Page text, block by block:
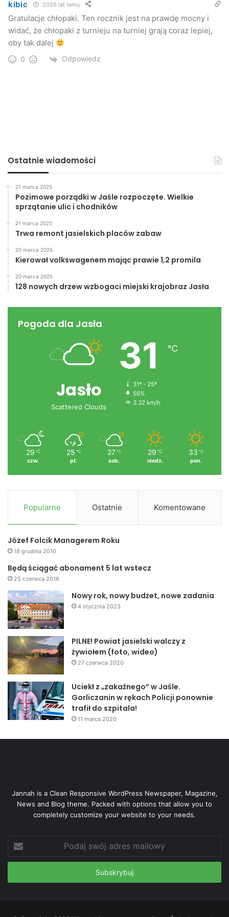
UKS 6 Jasło
szóstka
kibic 2026 lat temu
Gratulacje chłopaki. Ten rocznik jest na prawdę mocny i
widać, że chłopaki z turnieju na turniej grają coraz lepiej,
oby tak dalej
0 Odpowiedz
Ostatnie wiadomości
21 marca 2025
Pozimowe porządki w Jaśle rozpoczęte. Wielkie
sprzątanie ulic i chodników
21 marca 2025
Trwa remont jasielskich placów zabaw
20 marca 2025
Kierował volkswagenem mając prawie 1,2 promila
20 marca 2025
128 nowych drzew wzbogaci miejski krajobraz Jasła
Pogoda dla Jasła
Jasło
Scattered Clouds
31 ℃
31º - 25º
56%
3.32 km/h
29 ℃
czw.
25 ℃
pt.
27 ℃
sob.
29 ℃
niedz.
33 ℃
pon.
Popularne Ostatnie Komentowane
Józef Folcik Managerem Roku
18 grudnia 2010
Będą ściągać abonament 5 lat wstecz
25 czerwca 2016
Nowy rok, nowy budżet, nowe zadania
4 stycznia 2023
PILNE! Powiat jasielski walczy z
żywiołem (foto, wideo)
27 czerwca 2020
Uciekł z „zakaźnego” w Jaśle.
Gorliczanin w rękach Policji ponownie
trafił do szpitala!
11 marca 2020
Jannah is a Clean Responsive WordPress Newspaper, Magazine,
News and Blog theme. Packed with options that allow you to
completely customize your website to your needs.
swój
adres